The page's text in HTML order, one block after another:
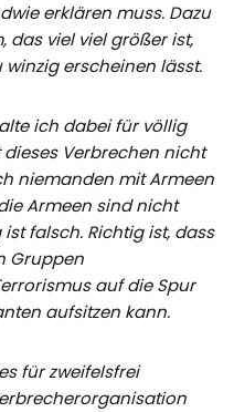
erklären muss. Dazu
viel viel größer ist,
erscheinen lässt.
ich dabei für völlig
Verbrechen nicht
niemanden mit Armeen
Armeen sind nicht
falsch. Richtig ist, dass
Gruppen
auf die Spur
aufsitzen kann.
für zweifelsfrei